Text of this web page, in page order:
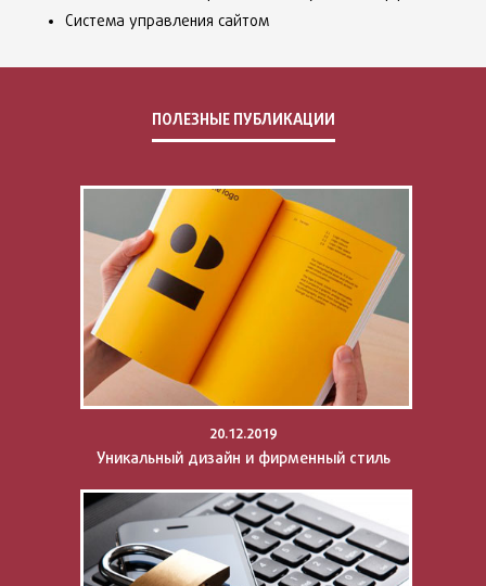
Система управления сайтом
ПОЛЕЗНЫЕ ПУБЛИКАЦИИ
20.12.2019
Уникальный дизайн и фирменный стиль